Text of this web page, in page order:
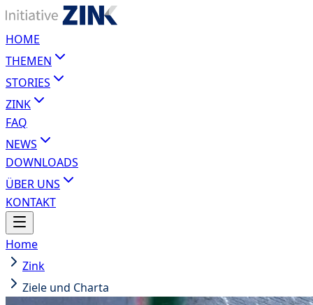
HOME
THEMEN
STORIES
ZINK
FAQ
NEWS
DOWNLOADS
ÜBER UNS
KONTAKT
Home
Zink
Ziele und Charta